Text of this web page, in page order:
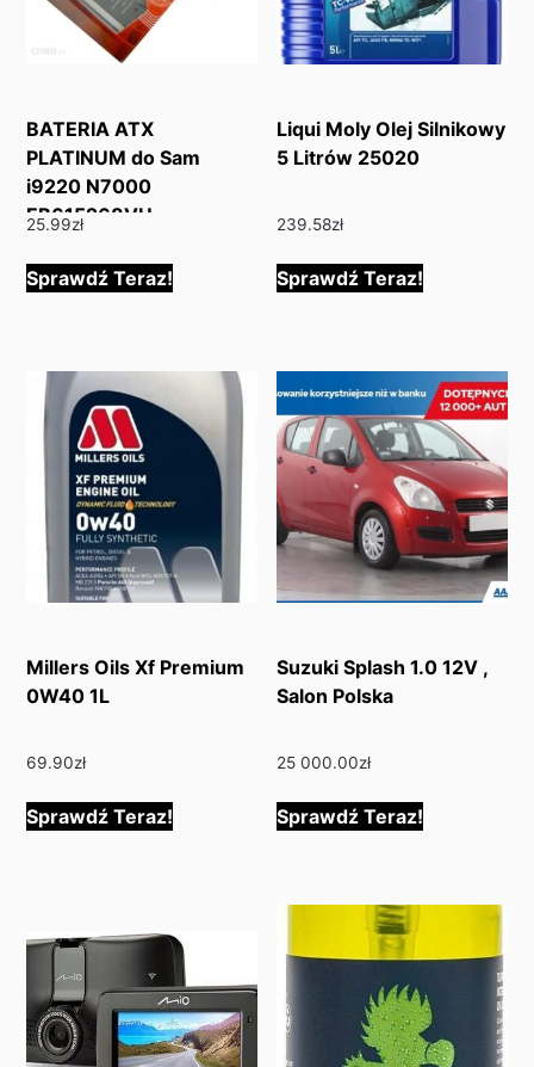
BATERIA ATX
PLATINUM do Sam
i9220 N7000
EB615268VU
25.99zł
Sprawdź Teraz!
Liqui Moly Olej Silnikowy
5 Litrów 25020
239.58zł
Sprawdź Teraz!
Millers Oils Xf Premium
0W40 1L
69.90zł
Sprawdź Teraz!
Suzuki Splash 1.0 12V ,
Salon Polska
25 000.00zł
Sprawdź Teraz!